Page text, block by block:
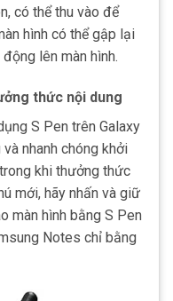
có thể thu vào để
hình có thể gập lại
lên màn hình.
thức nội dung
S Pen trên Galaxy
nhanh chóng khởi
khi thưởng thức
mới, hãy nhấn và giữ
màn hình bằng S Pen
Notes chỉ bằng